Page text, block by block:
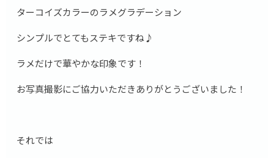
ターコイズカラーのラメグラデーション
シンプルでとてもステキですね♪
ラメだけで華やかな印象です！
お写真撮影にご協力いただきありがとうございました！
それでは